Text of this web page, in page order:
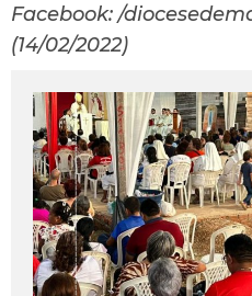
Facebook: /
(14/02/2022)